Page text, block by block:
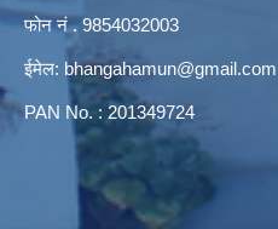
फोन नं . 9854032003
ईमेल: bhangahamun@gmail.com
PAN No. : 201349724